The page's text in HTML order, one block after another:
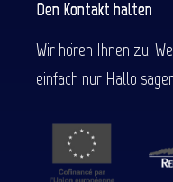
Den Kontakt halten
Wir hören Ihnen zu.
einfach nur Hallo